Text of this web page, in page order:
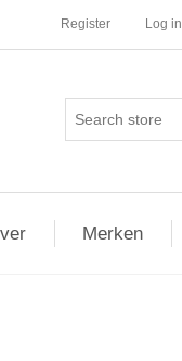
Register Log in
Merken